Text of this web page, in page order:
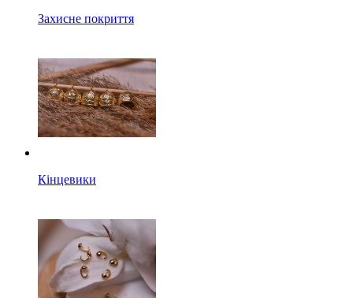
Захисне покриття
Кінцевики